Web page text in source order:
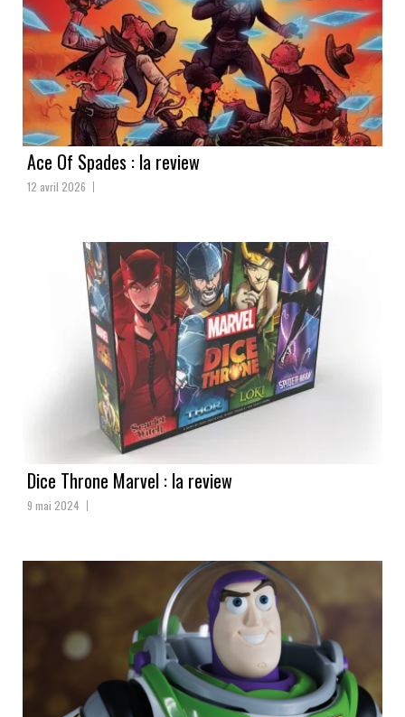
Ace Of Spades : la review
12 avril 2026
Dice Throne Marvel : la review
9 mai 2024